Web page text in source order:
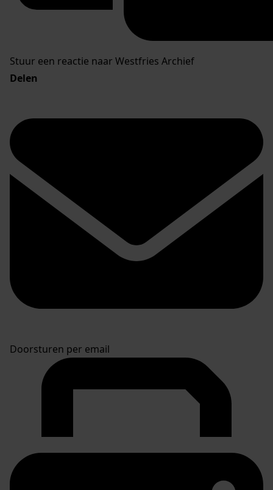
Stuur een reactie naar Westfries Archief
Delen
Doorsturen per email